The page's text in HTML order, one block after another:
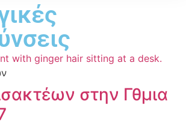
στην Γθμια